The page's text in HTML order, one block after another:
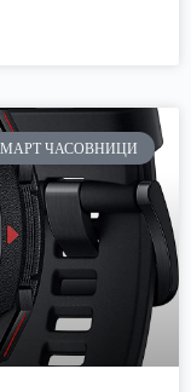
ЧАСОВНИЦИ